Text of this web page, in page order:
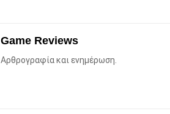
Game Reviews
Αρθρογραφία και ενημέρωση.